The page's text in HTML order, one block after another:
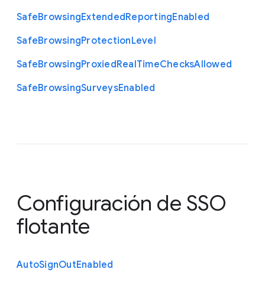
SafeBrowsingExtendedReportingEnabled
SafeBrowsingProtectionLevel
SafeBrowsingProxiedRealTimeChecksAllowed
SafeBrowsingSurveysEnabled
Configuración de SSO
flotante
AutoSignOutEnabled